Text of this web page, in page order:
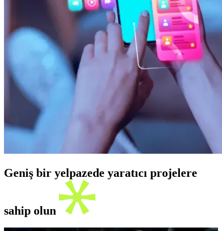
Geniş bir yelpazede yaratıcı projelere
sahip olun